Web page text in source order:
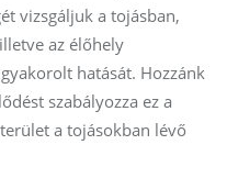
vizsgáljuk a tojásban,
az élőhely
hatását. Hozzánk
szabályozza ez a
a tojásokban lévő